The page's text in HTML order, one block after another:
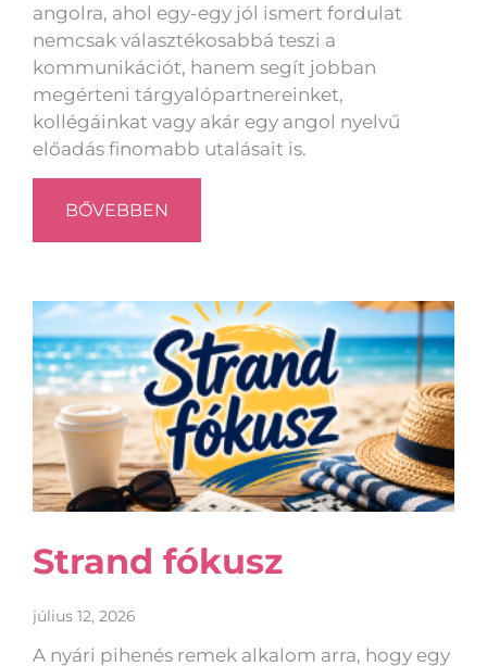
angolra, ahol egy-egy jól ismert fordulat
nemcsak választékosabbá teszi a
kommunikációt, hanem segít jobban
megérteni tárgyalópartnereinket,
kollégáinkat vagy akár egy angol nyelvű
előadás finomabb utalásait is.
BŐVEBBEN
Strand fókusz
július 12, 2026
A nyári pihenés remek alkalom arra, hogy egy